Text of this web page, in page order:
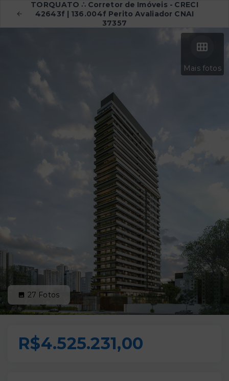
TORQUATO ∴ Corretor de Imóveis - CRECI
42643f | 136.004f Perito Avaliador CNAI
37357
Mais fotos
27 Fotos
R$4.525.231,00